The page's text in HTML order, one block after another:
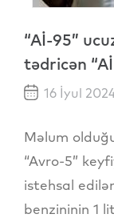
“Aİ-95”
tədricən
16 İyul
Məlum
“Avro-5”
istehsal
benzininin 1